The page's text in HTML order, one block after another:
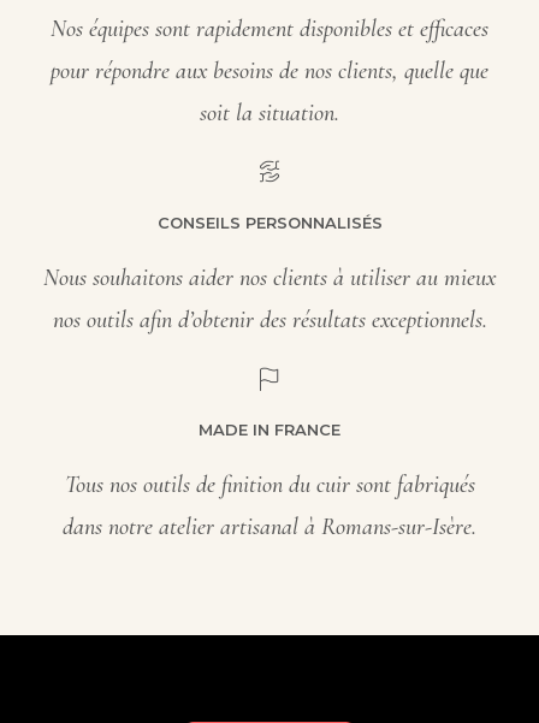
Nos équipes sont rapidement disponibles et efficaces
pour répondre aux besoins de nos clients, quelle que
soit la situation.
CONSEILS PERSONNALISÉS
Nous souhaitons aider nos clients à utiliser au mieux
nos outils afin d’obtenir des résultats exceptionnels.
MADE IN FRANCE
Tous nos outils de finition du cuir sont fabriqués
dans notre atelier artisanal à Romans-sur-Isère.